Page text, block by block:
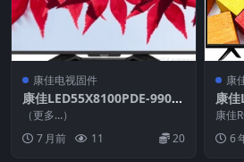
康佳电视固件
康佳LED55X8100PDE-9901
1496-V1.2.01_U盘刷机固件
（更多…）
7 月前
11 20
康
康
65-
参
包下
康佳
6